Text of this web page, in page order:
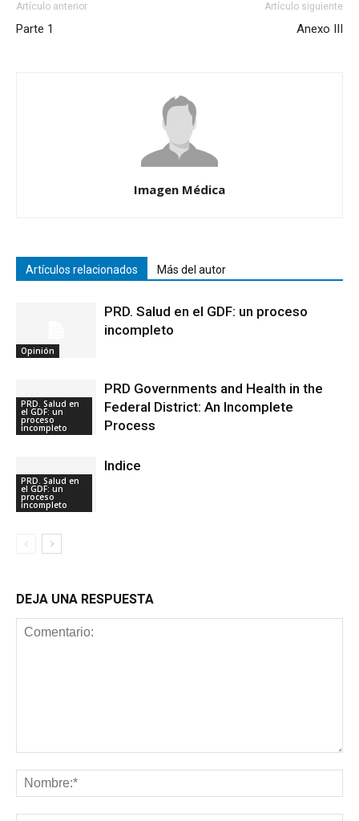
Artículo anterior
Parte 1
Artículo siguiente
Anexo III
Imagen Médica
Artículos relacionados Más del autor
Opinión
PRD. Salud en el GDF: un proceso
incompleto
PRD. Salud en
el GDF: un
proceso
incompleto
PRD Governments and Health in the
Federal District: An Incomplete
Process
PRD. Salud en
el GDF: un
proceso
incompleto
Indice
DEJA UNA RESPUESTA